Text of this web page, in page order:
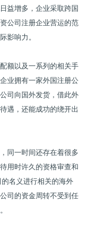
益增多，企业采取跨国
公司注册企业营运的范
影响力。
额以及一系列的相关手
业拥有一家外国注册公
司向国外发货，借此外
遇，还能成功的绕开出
同一时间还存在着很多
用时许久的资格审查和
名义进行相关的海外
司的资金周转不受到任